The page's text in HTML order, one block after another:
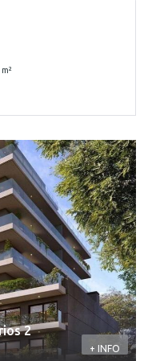
2
+ INFO